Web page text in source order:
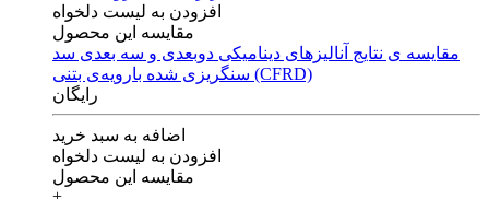
افزودن به لیست دلخواه
مقایسه این محصول
مقایسه ی‌ نتایج آنالیزهای‌ دینامیکی‌ دوبعدی‌ و‌ سه بعدی‌ سد
سنگریزی‌ شده با‌رویه‌ی‌ بتنی‌ (CFRD)
رایگان
اضافه به سبد خرید
افزودن به لیست دلخواه
مقایسه این محصول